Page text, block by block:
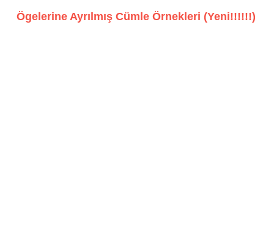
Ögelerine Ayrılmış Cümle Örnekleri (Yeni!!!!!!)